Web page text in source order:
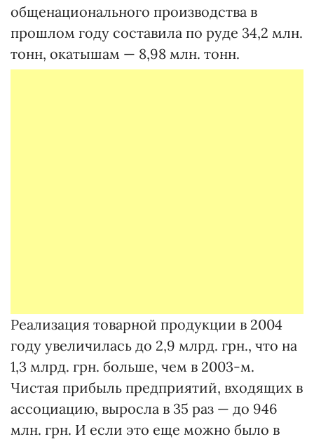
общенационального производства в
прошлом году составила по руде 34,2 млн.
тонн, окатышам — 8,98 млн. тонн.
Реализация товарной продукции в 2004
году увеличилась до 2,9 млрд. грн., что на
1,3 млрд. грн. больше, чем в 2003-м.
Чистая прибыль предприятий, входящих в
ассоциацию, выросла в 35 раз — до 946
млн. грн. И если это еще можно было в